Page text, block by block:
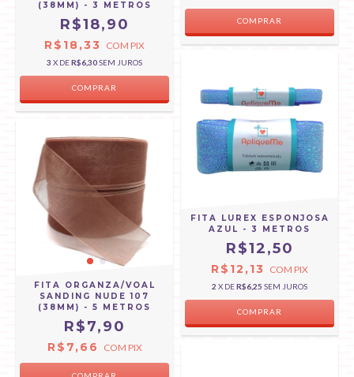
(38MM) - 3 METROS
R$18,90
R$18,33 COM PIX
3 X DER$6,30SEM JUROS
COMPRAR
COMPRAR
FITA ORGANZA/VOAL
SANDING NUDE 107
(38MM) - 5 METROS
R$7,90
R$7,66 COM PIX
FITA LUREX ESPONJOSA
AZUL - 3 METROS
R$12,50
R$12,13 COM PIX
2 X DER$6,25 SEM JUROS
COMPRAR